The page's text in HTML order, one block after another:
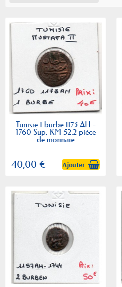
Tunisie 1 burbe 1173 AH -
1760 Sup, KM 52.2 pièce
de monnaie
40,00 € Ajouter